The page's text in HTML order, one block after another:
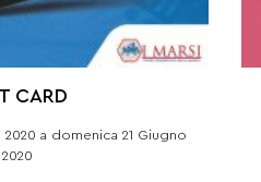
CARD
a domenica 21 Giugno
2020